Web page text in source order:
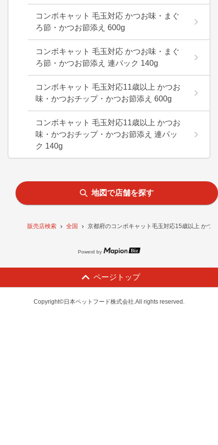
販売店検索 全国 京都府のコンボキャット毛玉対応15歳以上 かつ
コンボキャット 毛玉対応 かつお味・まぐ
ろ節・かつお節添え 600g
コンボキャット 毛玉対応 かつお味・まぐ
ろ節・かつお節添え 連パック 140g
コンボキャット 毛玉対応11歳以上 かつお
味・かつおチップ・かつお節添え 600g
コンボキャット 毛玉対応11歳以上 かつお
味・かつおチップ・かつお節添え 連パッ
ク 140g
地図で店舗を探す
Powerd by
ページトップ
Copyright©日本ペットフード株式会社.All rights reserved.